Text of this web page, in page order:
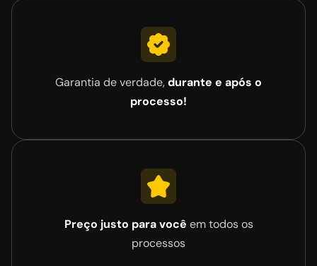
Garantia de verdade,durante e após o
processo!
Preço justo para você em todos os
processos